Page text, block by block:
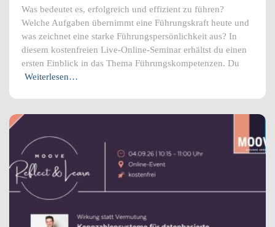
Was bedeutet es, erfolgreich und effizient zu führen?
Welche Aufgaben übernimmt eine Führungskraft heute und
was zeichnet eine starke Führungspersönlichkeit aus? In
diesem kostenfreien Live-Online-Seminar erhältst du einen
ersten Einblick in das Thema Führungskompetenzen. Du
Weiterlesen…